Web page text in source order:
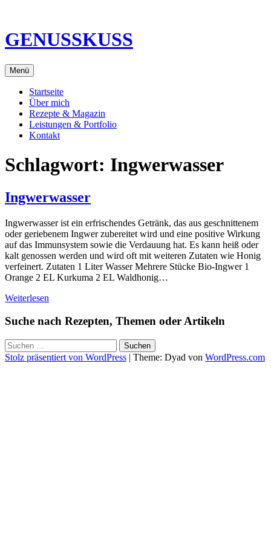
Inhalt
GENUSSKUSS
Menü
Startseite
Über mich
Rezepte & Magazin
Leistungen & Portfolio
Kontakt
Schlagwort: Ingwerwasser
Ingwerwasser
Ingwerwasser ist ein erfrischendes Getränk, das aus geschnittenem
oder geriebenem Ingwer zubereitet wird und eine positive Wirkung
auf das Immunsystem sowie die Verdauung hat. Es kann heiß oder
kalt genossen werden und wird oft mit weiteren Zutaten wie Honig
verfeinert. Zutaten 1 Liter Wasser Mehrere Stücke Bio-Ingwer 1
Orange 2 EL Kurkuma 2 EL Waldhonig…
Weiterlesen
Suche nach Rezepten, Themen oder Artikeln
Suchen
nach:
Stolz präsentiert von WordPress | Theme: Dyad von WordPress.com